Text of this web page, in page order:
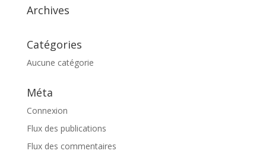
Archives
Catégories
Aucune catégorie
Méta
Connexion
Flux des publications
Flux des commentaires